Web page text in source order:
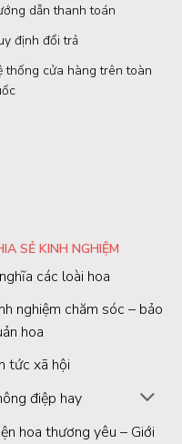
dẫn thanh toán
định đổi trả
thống cửa hàng trên toàn
SẺ KINH NGHIỆM
các loài hoa
nghiệm chăm sóc – bảo
hoa
tức xã hội
điệp hay
hoa thương yêu – Giới